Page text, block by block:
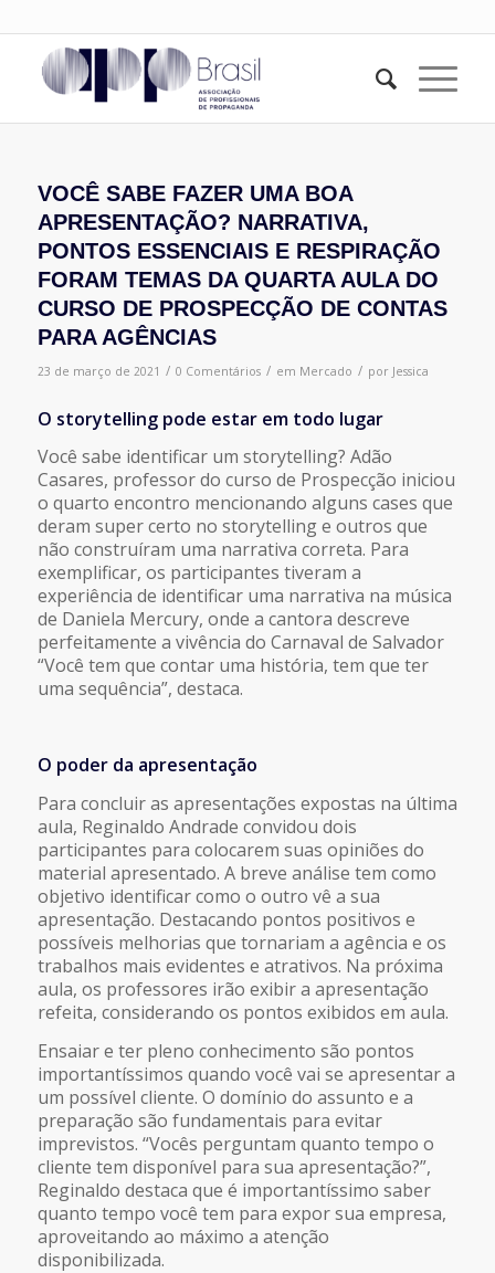
VOCÊ SABE FAZER UMA BOA
APRESENTAÇÃO? NARRATIVA,
PONTOS ESSENCIAIS E RESPIRAÇÃO
FORAM TEMAS DA QUARTA AULA DO
CURSO DE PROSPECÇÃO DE CONTAS
PARA AGÊNCIAS
23 de março de 2021 / 0 Comentários / em Mercado / por Jessica
O storytelling pode estar em todo lugar
Você sabe identificar um storytelling? Adão
Casares, professor do curso de Prospecção iniciou
o quarto encontro mencionando alguns cases que
deram super certo no storytelling e outros que
não construíram uma narrativa correta. Para
exemplificar, os participantes tiveram a
experiência de identificar uma narrativa na música
de Daniela Mercury, onde a cantora descreve
perfeitamente a vivência do Carnaval de Salvador
“Você tem que contar uma história, tem que ter
uma sequência”, destaca.
O poder da apresentação
Para concluir as apresentações expostas na última
aula, Reginaldo Andrade convidou dois
participantes para colocarem suas opiniões do
material apresentado. A breve análise tem como
objetivo identificar como o outro vê a sua
apresentação. Destacando pontos positivos e
possíveis melhorias que tornariam a agência e os
trabalhos mais evidentes e atrativos. Na próxima
aula, os professores irão exibir a apresentação
refeita, considerando os pontos exibidos em aula.
Ensaiar e ter pleno conhecimento são pontos
importantíssimos quando você vai se apresentar a
um possível cliente. O domínio do assunto e a
preparação são fundamentais para evitar
imprevistos. “Vocês perguntam quanto tempo o
cliente tem disponível para sua apresentação?”,
Reginaldo destaca que é importantíssimo saber
quanto tempo você tem para expor sua empresa,
aproveitando ao máximo a atenção
disponibilizada.